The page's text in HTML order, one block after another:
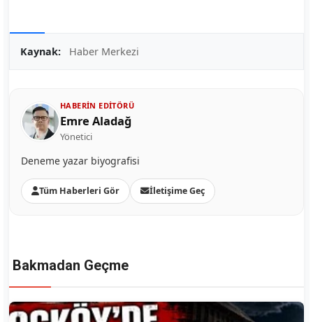
Kaynak: Haber Merkezi
HABERIN EDITÖRÜ
Emre Aladağ
Yönetici
Deneme yazar biyografisi
Tüm Haberleri Gör İletişime Geç
Bakmadan Geçme